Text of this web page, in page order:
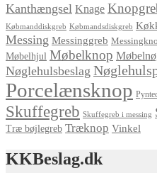
Kanthængsel Knage
Købmanddiskgreb Købmandsdiskgreb
Messing Messinggreb
Møbelhjul Møbelknop
Nøglehulsbeslag
Porcelænsknop
Skuffegreb Skuffegreb i messing
Træ bøjlegreb Træknop Vinkel
KKBeslag.dk